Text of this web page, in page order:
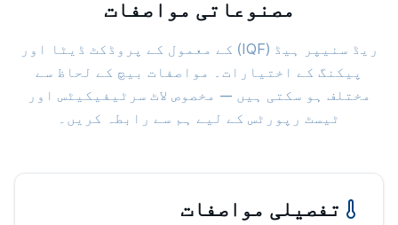
مصنوعاتی مواصفات
ریڈ سنیپر ہیڈ (IQF) کے معمول کے پروڈکٹ ڈیٹا اور
پیکنگ کے اختیارات۔ مواصفات بیچ کے لحاظ سے
مختلف ہو سکتی ہیں — مخصوص لاٹ سرٹیفیکیٹس اور
ٹیسٹ رپورٹس کے لیے ہم سے رابطہ کریں۔
تفصیلی مواصفات